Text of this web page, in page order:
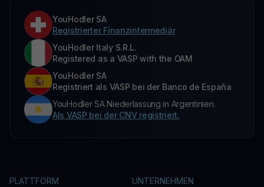
YouHodler SA
Registrierter Finanzintermediär
YouHodler Italy S.R.L.
Registered as a VASP with the OAM
YouHodler SA
Registriert als VASP bei der Banco de España
YouHodler SA Niederlassung in Argentinien.
Als VASP bei der CNV registriert.
PLATTFORM UNTERNEHMEN